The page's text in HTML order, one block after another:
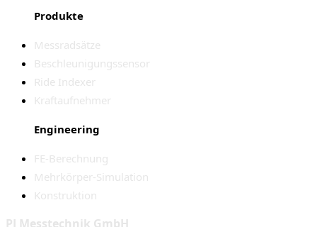
Produkte
Messradsätze
Beschleunigungssensor
Ride Indexer
Kraftaufnehmer
Engineering
FE-Berechnung
Mehrkörper-Simulation
Konstruktion
PJ Messtechnik GmbH